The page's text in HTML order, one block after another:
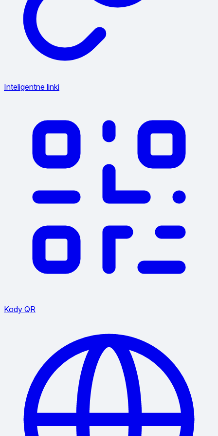
Inteligentne linki
Kody QR